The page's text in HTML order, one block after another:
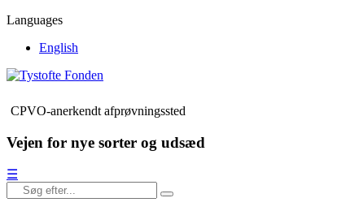
Languages
English
CPVO-anerkendt afprøvningssted
Vejen for nye sorter og udsæd
☰